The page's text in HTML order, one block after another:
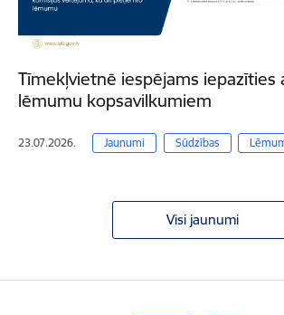
Tīmekļvietnē iespējams iepazīties
lēmumu kopsavilkumiem
23.07.2026. Jaunumi Sūdzības
Visi jaunumi